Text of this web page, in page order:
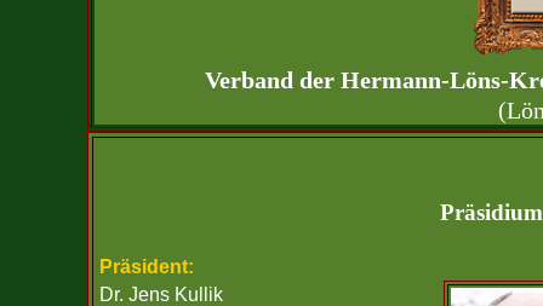
Verband der Hermann-Löns-
Präsident:
Dr. Jens Kullik